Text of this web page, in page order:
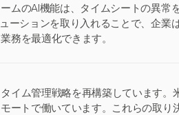
ムのAI機能は、タイムシートの異常
ーションを取り入れることで、企業
務を最適化できます。
イム管理戦略を再構築しています。
ートで働いています。これらの取り